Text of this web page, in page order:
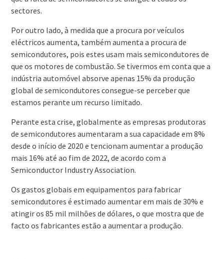
sectores.
Por outro lado, à medida que a procura por veículos
eléctricos aumenta, também aumenta a procura de
semicondutores, pois estes usam mais semicondutores de
que os motores de combustão. Se tivermos em conta que a
indústria automóvel absorve apenas 15% da produção
global de semicondutores consegue-se perceber que
estamos perante um recurso limitado.
Perante esta crise, globalmente as empresas produtoras
de semicondutores aumentaram a sua capacidade em 8%
desde o início de 2020 e tencionam aumentar a produção
mais 16% até ao fim de 2022, de acordo com a
Semiconductor Industry Association.
Os gastos globais em equipamentos para fabricar
semicondutores é estimado aumentar em mais de 30% e
atingir os 85 mil milhões de dólares, o que mostra que de
facto os fabricantes estão a aumentar a produção.